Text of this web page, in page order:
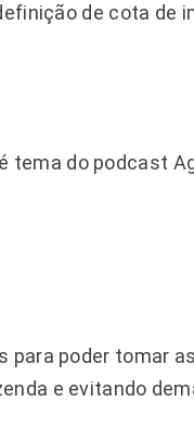
de cota de
tema do podcast
poder tomar
e evitando